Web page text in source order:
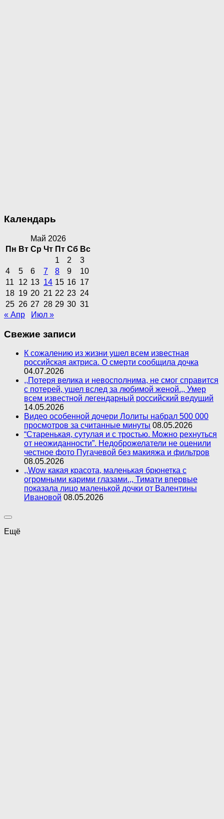
Календарь
Май 2026
Пн Вт Ср Чт Пт Сб Вс
1
2
3
4
5 6 7 8 9
10
11
12 13 14 15 16 17
18 19 20 21 22 23 24
25 26 27 28 29 30 31
« Апр
Июл »
Свежие записи
К сожалению из жизни ушел всем известная
российская актриса. О смерти сообщила дочка
04.07.2026
,,Потеря велика и невосполнима, не смог справится
с потерей, ушел вслед за любимой женой.,, Умер
всем известной легендарный российский ведущий
14.05.2026
Видео особенной дочери Лолиты набрал 500 000
просмотров за считанные минуты 08.05.2026
“Старенькая, сутулая и с тростью. Можно рехнуться
от неожиданности”. Недоброжелатели не оценили
честное фото Пугачевой без макияжа и фильтров
08.05.2026
,,Wow какая красота, маленькая брюнетка с
огромными карими глазами.,, Тимати впервые
показала лицо маленькой дочки от Валентины
Ивановой 08.05.2026
Ещё